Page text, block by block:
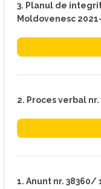
3. Planul de
Moldovenesc
2. Proces verbal
1. Anunt nr.